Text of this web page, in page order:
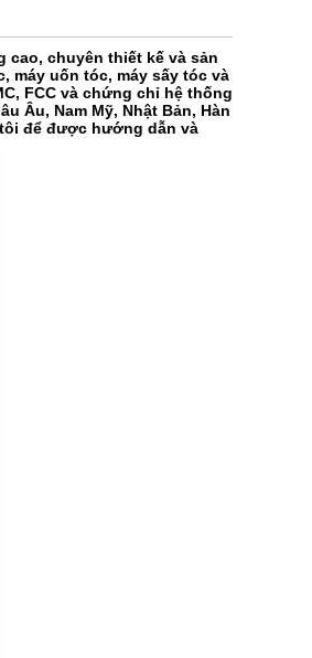
cao, chuyên thiết kế và sản
máy uốn tóc, máy sấy tóc và
FCC và chứng chỉ hệ thống
Âu, Nam Mỹ, Nhật Bản, Hàn
để được hướng dẫn và